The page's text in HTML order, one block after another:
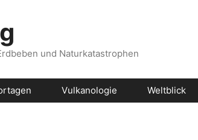
und Naturkatastrophen
Vulkanologie Weltblick